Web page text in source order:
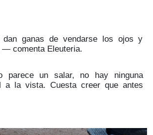
ganas de vendarse los ojos y
— comenta Eleuteria.
parece un salar, no hay ninguna
a la vista. Cuesta creer que antes